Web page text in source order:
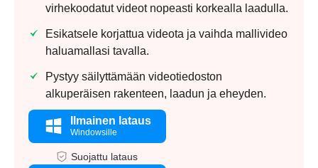
Vaihe 3.
virhekoodatut videot nopeasti korkealla laadulla.
Esikatsele korjattua videota ja vaihda mallivideo
haluamallasi tavalla.
Pystyy säilyttämään videotiedoston
alkuperäisen rakenteen, laadun ja eheyden.
Ilmainen lataus
Windowsille
Suojattu lataus